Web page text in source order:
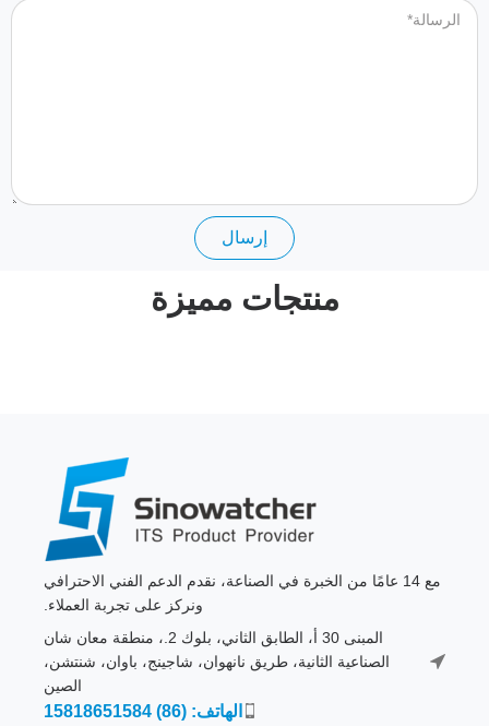
إرسال
منتجات مميزة
مع 14 عامًا من الخبرة في الصناعة، نقدم الدعم الفني الاحترافي
ونركز على تجربة العملاء.
المبنى 30 أ، الطابق الثاني، بلوك 2.، منطقة معان شان
الصناعية الثانية، طريق نانهوان، شاجينج، باوان، شنتشن،
الصين
الهاتف: (86) 15818651584